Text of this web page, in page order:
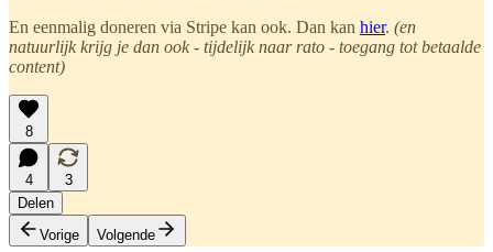
En eenmalig doneren via Stripe kan ook. Dan kan hier. (en
natuurlijk krijg je dan ook - tijdelijk naar rato - toegang tot betaalde
content)
8
4
3
Delen
Vorige
Volgende